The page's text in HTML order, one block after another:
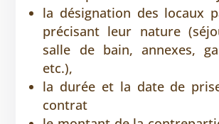
la désignation des locaux
précisant leur nature
salle de bain, annexes,
etc.),
la durée et la date de
contrat